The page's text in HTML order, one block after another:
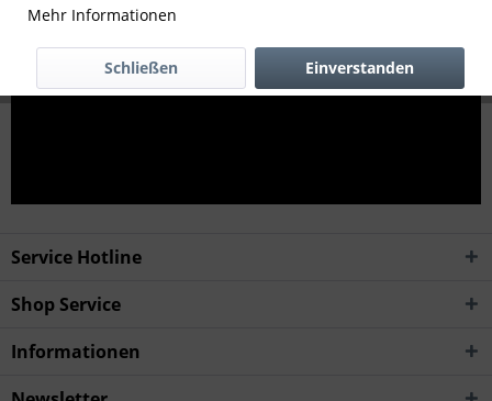
Service Hotline
Shop Service
Informationen
Mehr Informationen
Einverstanden
Schließen